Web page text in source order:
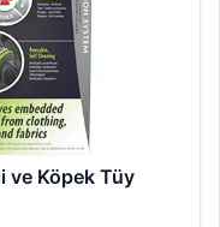
ve Köpek Tüy